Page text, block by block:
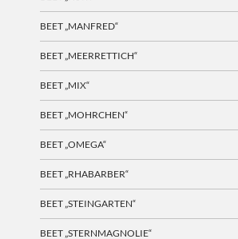
BEET „MANFRED“
BEET „MEERRETTICH“
BEET „MIX“
BEET „MOHRCHEN“
BEET „OMEGA“
BEET „RHABARBER“
BEET „STEINGARTEN“
BEET „STERNMAGNOLIE“